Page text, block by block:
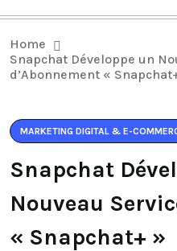
Home
Snapchat Développe un
d’Abonnement «
MARKETING DIGITAL & E-
Snapchat
Nouveau
« Snapchat+ »